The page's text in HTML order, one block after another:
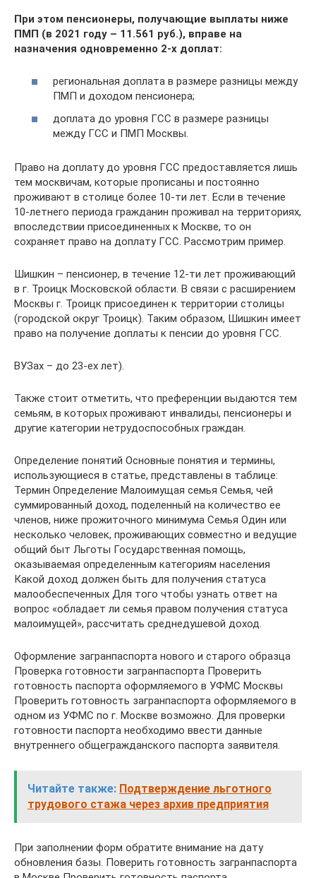
При этом пенсионеры, получающие выплаты ниже
ПМП (в 2021 году – 11.561 руб.), вправе на
назначения одновременно 2-х доплат:
региональная доплата в размере разницы между
ПМП и доходом пенсионера;
доплата до уровня ГСС в размере разницы
между ГСС и ПМП Москвы.
Право на доплату до уровня ГСС предоставляется лишь
тем москвичам, которые прописаны и постоянно
проживают в столице более 10-ти лет. Если в течение
10-летнего периода гражданин проживал на территориях,
впоследствии присоединенных к Москве, то он
сохраняет право на доплату ГСС. Рассмотрим пример.
Шишкин – пенсионер, в течение 12-ти лет проживающий
в г. Троицк Московской области. В связи с расширением
Москвы г. Троицк присоединен к территории столицы
(городской округ Троицк). Таким образом, Шишкин имеет
право на получение доплаты к пенсии до уровня ГСС.
ВУЗах – до 23-ех лет).
Также стоит отметить, что преференции выдаются тем
семьям, в которых проживают инвалиды, пенсионеры и
другие категории нетрудоспособных граждан.
Определение понятий Основные понятия и термины,
использующиеся в статье, представлены в таблице:
Термин Определение Малоимущая семья Семья, чей
суммированный доход, поделенный на количество ее
членов, ниже прожиточного минимума Семья Один или
несколько человек, проживающих совместно и ведущие
общий быт Льготы Государственная помощь,
оказываемая определенным категориям населения
Какой доход должен быть для получения статуса
малообеспеченных Для того чтобы узнать ответ на
вопрос «обладает ли семья правом получения статуса
малоимущей», рассчитать среднедушевой доход.
Оформление загранпаспорта нового и старого образца
Проверка готовности загранпаспорта Проверить
готовность паспорта оформляемого в УФМС Москвы
Проверить готовность загранпаспорта оформляемого в
одном из УФМС по г. Москве возможно. Для проверки
готовности паспорта необходимо ввести данные
внутреннего общегражданского паспорта заявителя.
Читайте также: Подтверждение льготного
трудового стажа через архив предприятия
При заполнении форм обратите внимание на дату
обновления базы. Поверить готовность загранпаспорта